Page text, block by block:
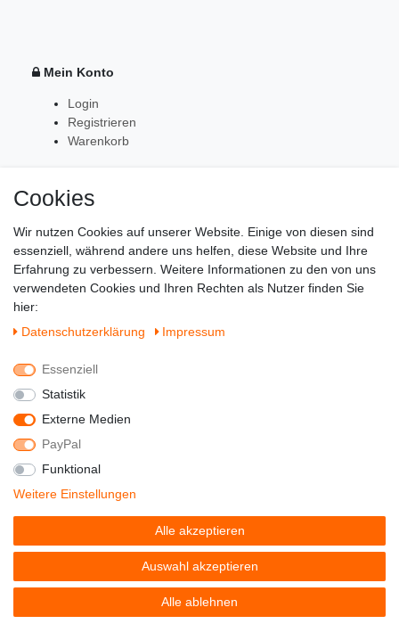
Mein Konto
Login
Registrieren
Warenkorb
Zahlung & Versand
Preisangaben inkl. gesetzl. MwSt. | Grundpreise siehe
Artikeldetail | *Gilt für Lieferungen nach Deutschland!
Cookies
Wir nutzen Cookies auf unserer Website. Einige von diesen sind
essenziell, während andere uns helfen, diese Website und Ihre
Erfahrung zu verbessern. Weitere Informationen zu den von uns
verwendeten Cookies und Ihren Rechten als Nutzer finden Sie
hier:
Daten­schutz­erklärung
Impressum
Essenziell
Statistik
Externe Medien
PayPal
Funktional
Weitere Einstellungen
Alle akzeptieren
Auswahl akzeptieren
Alle ablehnen